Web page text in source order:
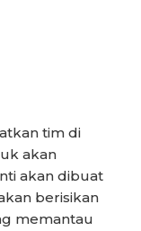
tim di
akan
akan dibuat
berisikan
memantau